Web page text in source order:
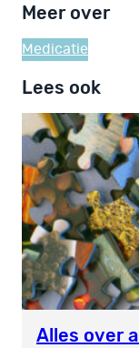
Meer over
Medicatie
Lees ook
Alles over